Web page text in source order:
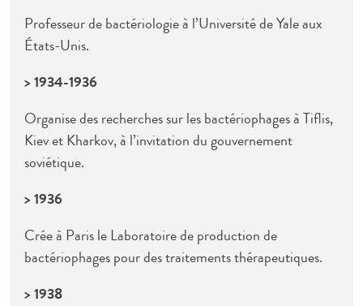
Professeur de bactériologie à l’Université de Yale aux
États-Unis.
> 1934-1936
Organise des recherches sur les bactériophages à Tiflis,
Kiev et Kharkov, à l’invitation du gouvernement
soviétique.
> 1936
Crée à Paris le Laboratoire de production de
bactériophages pour des traitements thérapeutiques.
> 1938